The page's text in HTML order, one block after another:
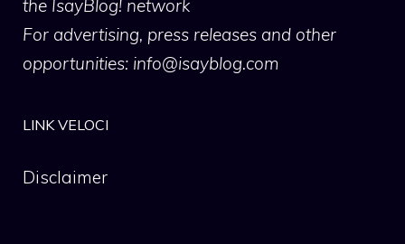
the IsayBlog! network
For advertising, press releases and other
opportunities: info@isayblog.com
LINK VELOCI
Disclaimer